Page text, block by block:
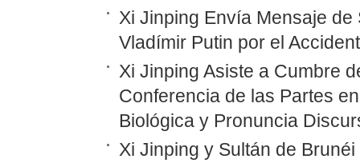
Xi Jinping Envía Mensaje
Vladímir Putin por el
Xi Jinping Asiste a Cumbre
Conferencia de las Partes
Biológica y Pronuncia
Xi Jinping y Sultán de